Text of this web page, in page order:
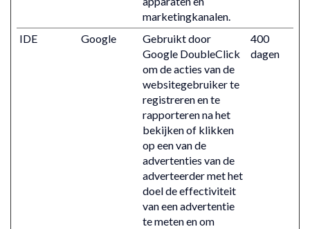
marketingkanalen.
IDE
Google
Gebruikt door
Google DoubleClick
om de acties van de
websitegebruiker te
registreren en te
rapporteren na het
bekijken of klikken
op een van de
advertenties van de
adverteerder met het
doel de effectiviteit
van een advertentie
te meten en om
400
dagen